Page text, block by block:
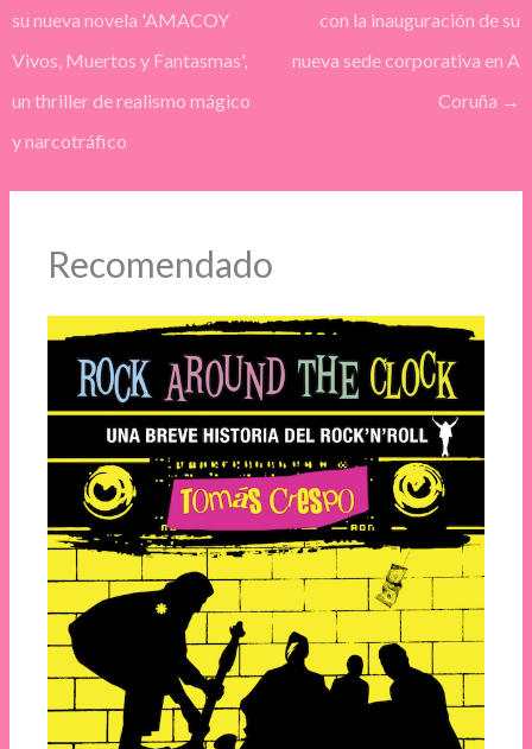
su nueva novela 'AMACOY
Vivos, Muertos y Fantasmas',
un thriller de realismo mágico
y narcotráfico
con la inauguración de su
nueva sede corporativa en A
Coruña →
Recomendado